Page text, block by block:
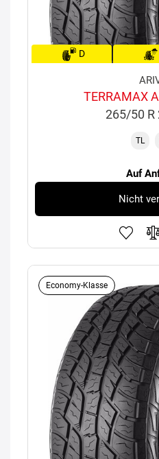
D
TERRAMAX
265/50 R
TL
Auf
Nicht
Economy-Klasse